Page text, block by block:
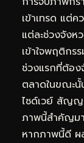
เข้าเทรด แต่
แต่ละช่วงจังห
เข้าใจพฤติกร
ช่วงแรกที่ต้อง
ตลาดในขณะนั้
ไซด์เวย์ สัญญ
ภาพนี้สำคัญมา
หากภาพนี้ดี ผ